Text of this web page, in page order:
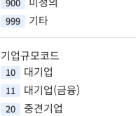
999 기타
기업규모코드
10 대기업
11 대기업(금융)
20 중견기업